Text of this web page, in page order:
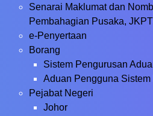
Senarai Maklumat dan
Pembahagian Pusaka,
e-Penyertaan
Borang
Sistem Pengurusan
Aduan Pengguna Sistem
Pejabat Negeri
Johor